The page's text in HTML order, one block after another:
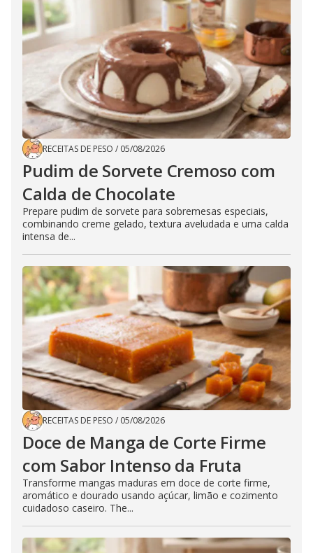
RECEITAS DE PESO / 05/08/2026
Pudim de Sorvete Cremoso com
Calda de Chocolate
Prepare pudim de sorvete para sobremesas especiais,
combinando creme gelado, textura aveludada e uma calda
intensa de...
RECEITAS DE PESO / 05/08/2026
Doce de Manga de Corte Firme
com Sabor Intenso da Fruta
Transforme mangas maduras em doce de corte firme,
aromático e dourado usando açúcar, limão e cozimento
cuidadoso caseiro. The...